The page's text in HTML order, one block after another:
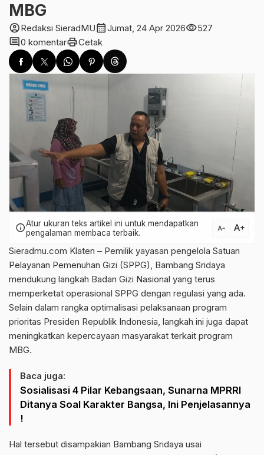
MBG
account_circleRedaksi SieradMUcalendar_monthJumat, 24 Apr 2026visibility527
comment0 komentarprintCetak
infoAtur ukuran teks artikel ini untuk mendapatkan
pengalaman membaca terbaik.
text_decrease text_increase
Sieradmu.com Klaten – Pemilik yayasan pengelola Satuan
Pelayanan Pemenuhan Gizi (SPPG), Bambang Sridaya
mendukung langkah Badan Gizi Nasional yang terus
memperketat operasional SPPG dengan regulasi yang ada.
Selain dalam rangka optimalisasi pelaksanaan program
prioritas Presiden Republik Indonesia, langkah ini juga dapat
meningkatkan kepercayaan masyarakat terkait program
MBG.
Baca juga:
Sosialisasi 4 Pilar Kebangsaan, Sunarna MPRRI
Ditanya Soal Karakter Bangsa, Ini Penjelasannya
!
Hal tersebut disampakian Bambang Sridaya usai